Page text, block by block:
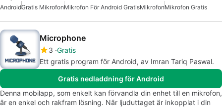
AndroidGratis MikrofonMikrofon För Android GratisMikrofonMikrofon Gratis
Microphone
3 Gratis
Ett gratis program för Android, av Imran Tariq Paswal.
Gratis nedladdning för Android
Denna mobilapp, som enkelt kan förvandla din enhet till en mikrofon,
är en enkel och rakfram lösning. När ljuduttaget är inkopplat i din